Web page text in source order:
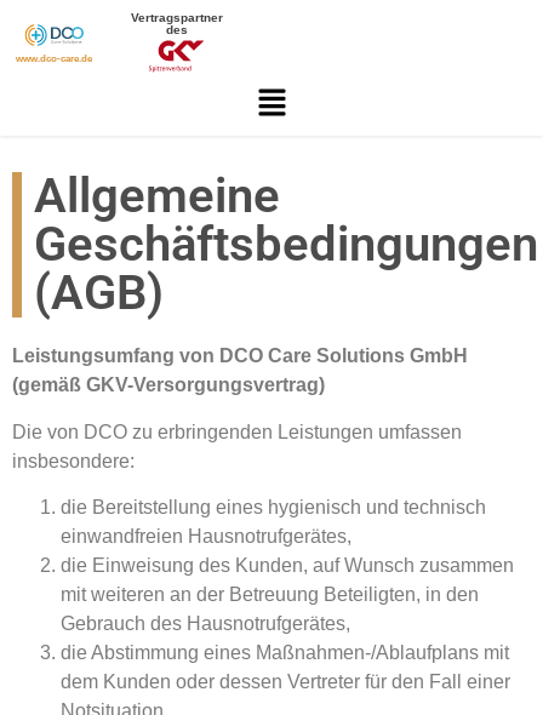
www.dco-care.de
Vertragspartner
des
Allgemeine
Geschäftsbedingungen
(AGB)
Leistungsumfang von DCO Care Solutions GmbH
(gemäß GKV-Versorgungsvertrag)
Die von DCO zu erbringenden Leistungen umfassen
insbesondere:
die Bereitstellung eines hygienisch und technisch
einwandfreien Hausnotrufgerätes,
die Einweisung des Kunden, auf Wunsch zusammen
mit weiteren an der Betreuung Beteiligten, in den
Gebrauch des Hausnotrufgerätes,
die Abstimmung eines Maßnahmen-/Ablaufplans mit
dem Kunden oder dessen Vertreter für den Fall einer